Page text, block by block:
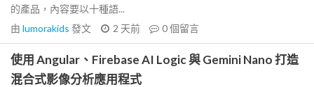
的產品，內容要以十種語...
由 lumorakids 發文 2 天前 0個留言
使用 Angular、Firebase AI Logic 與 Gemini Nano 打造
混合式影像分析應用程式